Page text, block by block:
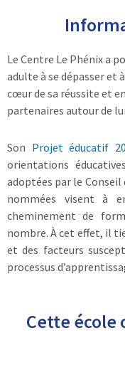
Le Centre Le Phénix a
adulte à se dépasser et
cœur de sa réussite et
partenaires autour de
Son Projet éducatif
orientations
adoptées par le Conseil
nommées visent à
cheminement de
nombre. À cet effet, il
et des facteurs
processus
Cette école